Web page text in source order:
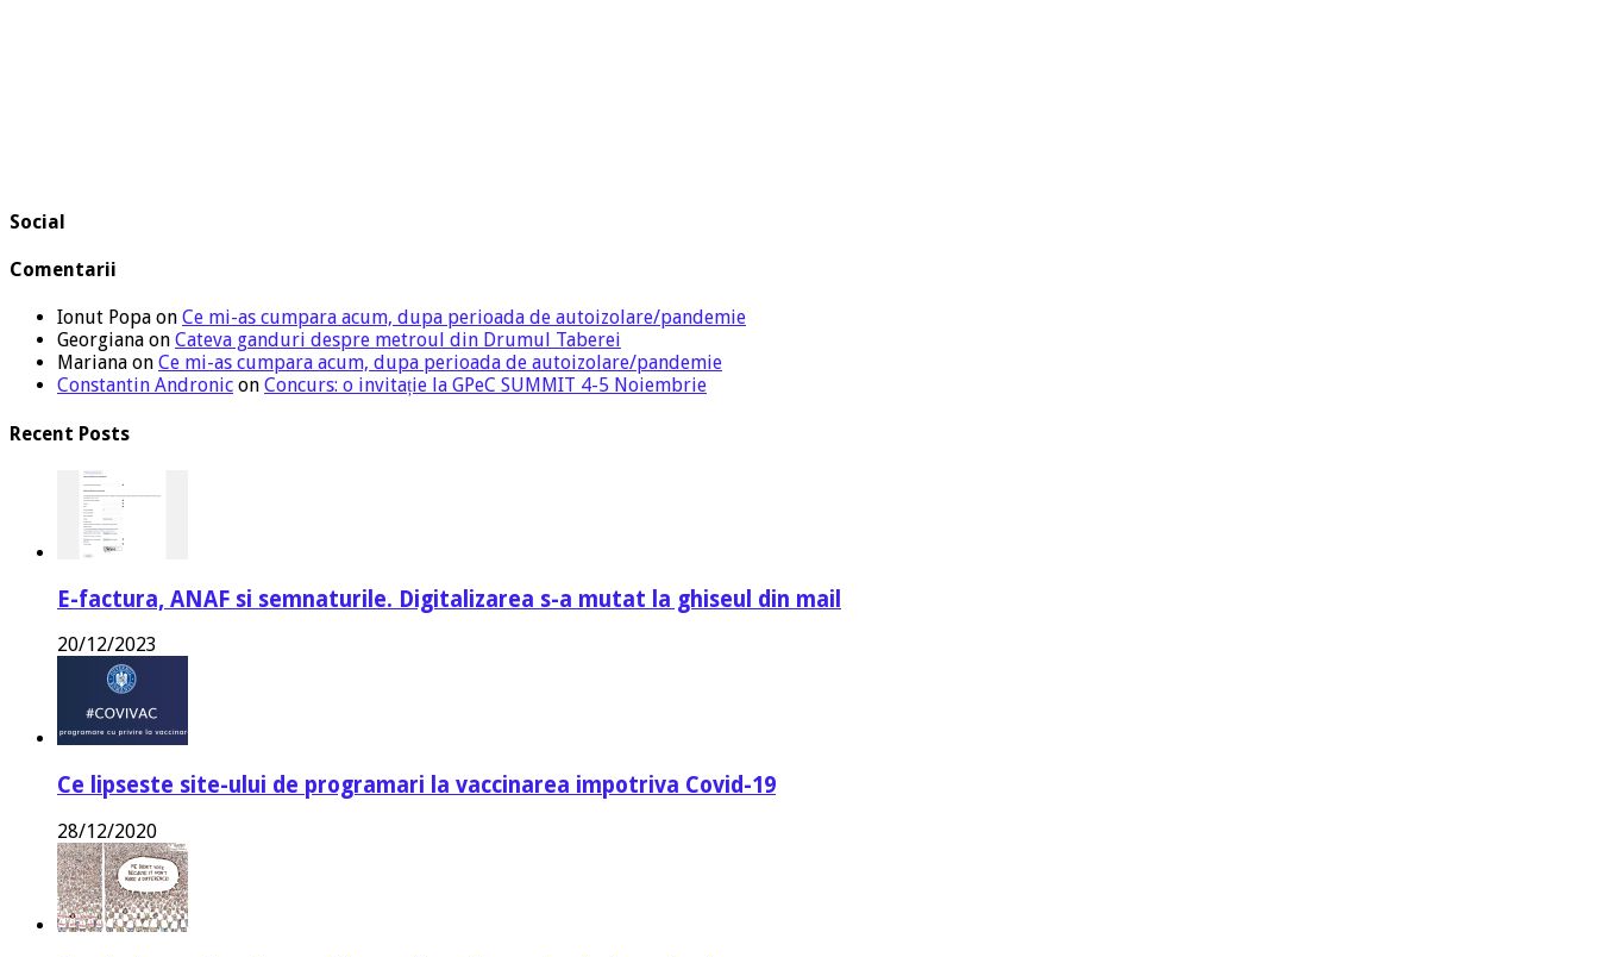
Social
Comentarii
Ionut Popa on Ce mi-as cumpara acum, dupa perioada de autoizolare/pandemie
Georgiana on Cateva ganduri despre metroul din Drumul Taberei
Mariana on Ce mi-as cumpara acum, dupa perioada de autoizolare/pandemie
Constantin Andronic on Concurs: o invitație la GPeC SUMMIT 4-5 Noiembrie
Recent Posts
E-factura, ANAF si semnaturile. Digitalizarea s-a mutat la ghiseul din mail
20/12/2023
Ce lipseste site-ului de programari la vaccinarea impotriva Covid-19
28/12/2020